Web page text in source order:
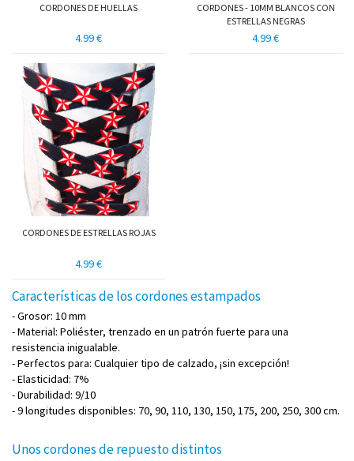
CORDONES DE HUELLAS
4.99 €
CORDONES - 10MM BLANCOS CON
ESTRELLAS NEGRAS
4.99 €
CORDONES DE ESTRELLAS ROJAS
4.99 €
Características de los cordones estampados
- Grosor: 10 mm
- Material: Poliéster, trenzado en un patrón fuerte para una
resistencia inigualable.
- Perfectos para: Cualquier tipo de calzado, ¡sin excepción!
- Elasticidad: 7%
- Durabilidad: 9/10
- 9 longitudes disponibles: 70, 90, 110, 130, 150, 175, 200, 250, 300 cm.
Unos cordones de repuesto distintos